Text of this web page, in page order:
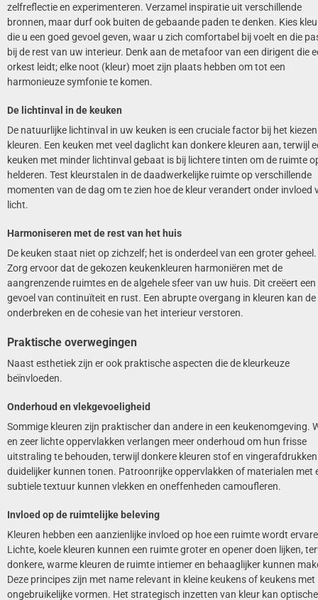
zelfreflectie en experimenteren. Verzamel inspiratie uit verschillende
bronnen, maar durf ook buiten de gebaande paden te denken. Kies
die u een goed gevoel geven, waar u zich comfortabel bij voelt en die
bij de rest van uw interieur. Denk aan de metafoor van een dirigent die
orkest leidt; elke noot (kleur) moet zijn plaats hebben om tot een
harmonieuze symfonie te komen.
De lichtinval in de keuken
De natuurlijke lichtinval in uw keuken is een cruciale factor bij het
kleuren. Een keuken met veel daglicht kan donkere kleuren aan, terwijl
keuken met minder lichtinval gebaat is bij lichtere tinten om de ruimte
helderen. Test kleurstalen in de daadwerkelijke ruimte op verschillende
momenten van de dag om te zien hoe de kleur verandert onder invloed
licht.
Harmoniseren met de rest van het huis
De keuken staat niet op zichzelf; het is onderdeel van een groter geheel.
Zorg ervoor dat de gekozen keukenkleuren harmoniëren met de
aangrenzende ruimtes en de algehele sfeer van uw huis. Dit creëert een
gevoel van continuïteit en rust. Een abrupte overgang in kleuren kan
onderbreken en de cohesie van het interieur verstoren.
Praktische overwegingen
Naast esthetiek zijn er ook praktische aspecten die de kleurkeuze
beïnvloeden.
Onderhoud en vlekgevoeligheid
Sommige kleuren zijn praktischer dan andere in een keukenomgeving.
en zeer lichte oppervlakken verlangen meer onderhoud om hun frisse
uitstraling te behouden, terwijl donkere kleuren stof en vingerafdrukken
duidelijker kunnen tonen. Patroonrijke oppervlakken of materialen met
subtiele textuur kunnen vlekken en oneffenheden camoufleren.
Invloed op de ruimtelijke beleving
Kleuren hebben een aanzienlijke invloed op hoe een ruimte wordt
Lichte, koele kleuren kunnen een ruimte groter en opener doen lijken,
donkere, warme kleuren de ruimte intiemer en behaaglijker kunnen
Deze principes zijn met name relevant in kleine keukens of keukens met
ongebruikelijke vormen. Het strategisch inzetten van kleur kan optische